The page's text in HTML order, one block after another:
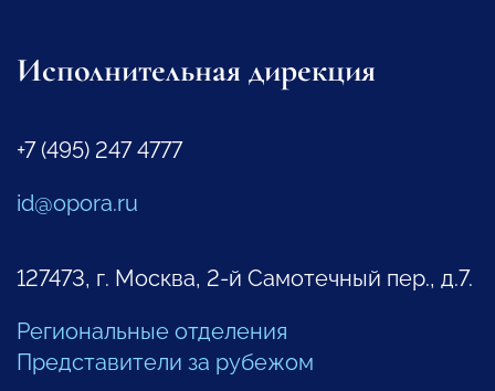
Исполнительная дирекция
+7 (495) 247 4777
id@opora.ru
127473, г. Москва, 2-й Самотечный пер., д.7.
Региональные отделения
Представители за рубежом